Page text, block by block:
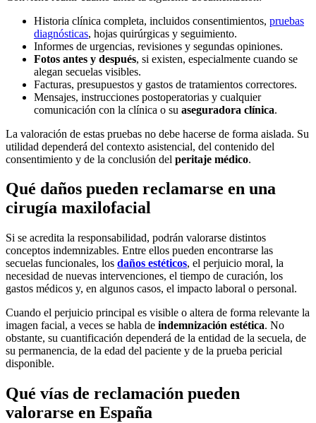
Historia clínica completa, incluidos consentimientos, pruebas
diagnósticas, hojas quirúrgicas y seguimiento.
Informes de urgencias, revisiones y segundas opiniones.
Fotos antes y después, si existen, especialmente cuando se
alegan secuelas visibles.
Facturas, presupuestos y gastos de tratamientos correctores.
Mensajes, instrucciones postoperatorias y cualquier
comunicación con la clínica o su aseguradora clínica.
La valoración de estas pruebas no debe hacerse de forma aislada. Su
utilidad dependerá del contexto asistencial, del contenido del
consentimiento y de la conclusión del peritaje médico.
Qué daños pueden reclamarse en una
cirugía maxilofacial
Si se acredita la responsabilidad, podrán valorarse distintos
conceptos indemnizables. Entre ellos pueden encontrarse las
secuelas funcionales, los daños estéticos, el perjuicio moral, la
necesidad de nuevas intervenciones, el tiempo de curación, los
gastos médicos y, en algunos casos, el impacto laboral o personal.
Cuando el perjuicio principal es visible o altera de forma relevante la
imagen facial, a veces se habla de indemnización estética. No
obstante, su cuantificación dependerá de la entidad de la secuela, de
su permanencia, de la edad del paciente y de la prueba pericial
disponible.
Qué vías de reclamación pueden
valorarse en España